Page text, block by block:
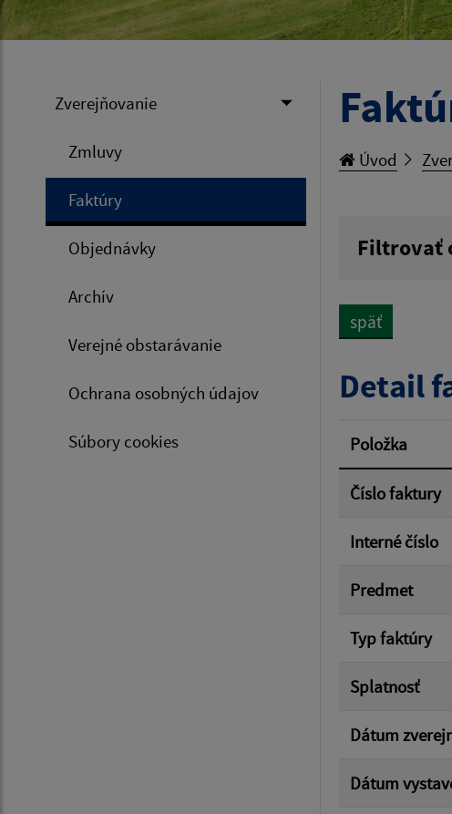
Zverejňovanie
Zmluvy
Faktúry
Objednávky
Archív
Verejné obstarávanie
Ochrana osobných údajov
Súbory cookies
Úvod
Filtrovať
Suma od:
Filtrovať
späť
Detail
Položka
Číslo faktury
Interné číslo
Predmet
Typ faktúry
Splatnosť
Dátum
Dátum